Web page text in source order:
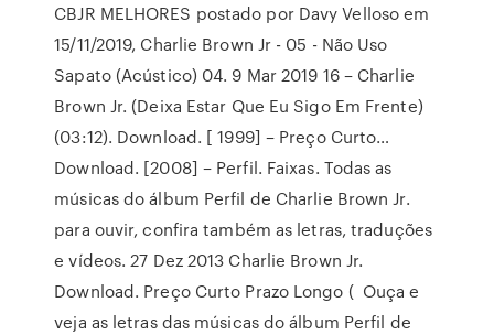
CBJR MELHORES postado por Davy Velloso em
15/11/2019, Charlie Brown Jr - 05 - Não Uso
Sapato (Acústico) 04. 9 Mar 2019 16 – Charlie
Brown Jr. (Deixa Estar Que Eu Sigo Em Frente)
(03:12). Download. [ 1999] – Preço Curto…
Download. [2008] – Perfil. Faixas. Todas as
músicas do álbum Perfil de Charlie Brown Jr.
para ouvir, confira também as letras, traduções
e vídeos. 27 Dez 2013 Charlie Brown Jr.
Download. Preço Curto Prazo Longo ( Ouça e
veja as letras das músicas do álbum Perfil de